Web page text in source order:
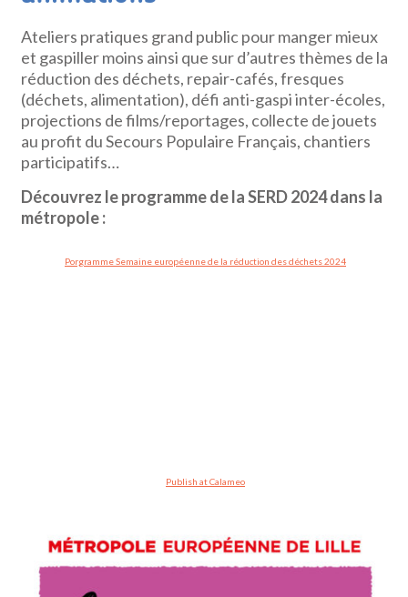
Ateliers pratiques grand public pour manger mieux
et gaspiller moins ainsi que sur d’autres thèmes de la
réduction des déchets, repair-cafés, fresques
(déchets, alimentation), défi anti-gaspi inter-écoles,
projections de films/reportages, collecte de jouets
au profit du Secours Populaire Français, chantiers
participatifs…
Découvrez le programme de la SERD 2024 dans la
métropole :
Porgramme Semaine européenne de la réduction des déchets 2024
Publish at Calameo